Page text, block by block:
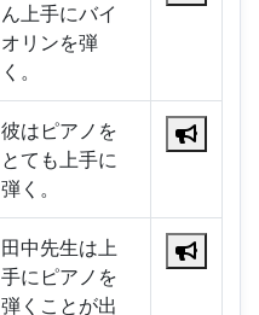
ん上手にバイ
オリンを弾
く。
彼はピアノを
とても上手に
弾く。
田中先生は上
手にピアノを
弾くことが出